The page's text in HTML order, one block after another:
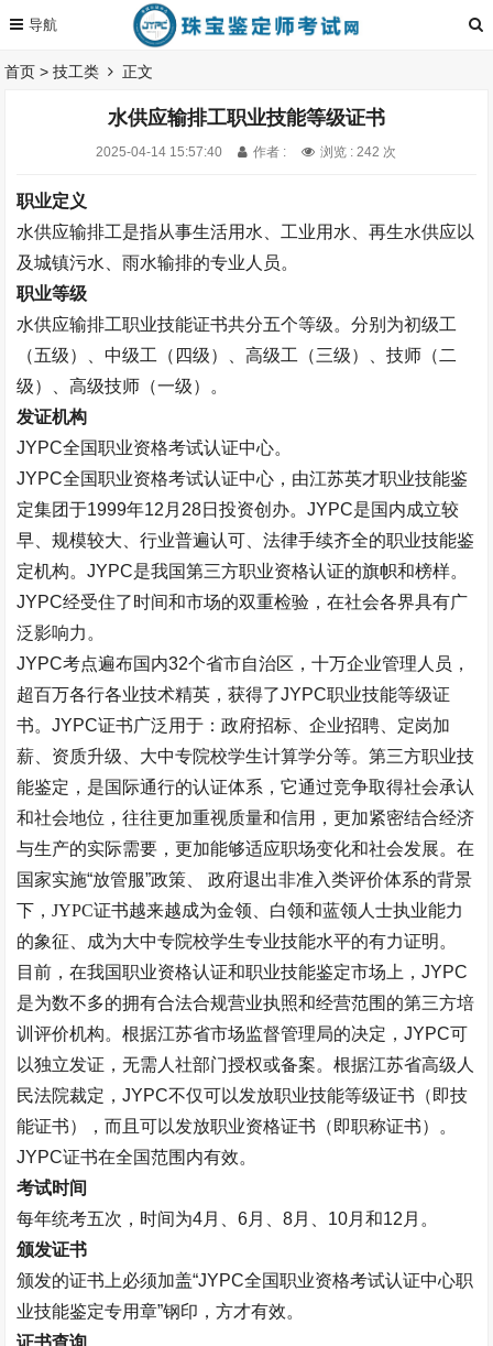
首页 >技工类 正文
水供应输排工职业技能等级证书
2025-04-14 15:57:40 作者 : 浏览 : 242 次
职业定义
水供应输排工是指从事生活用水、工业用水、再生水供应以
及城镇污水、雨水输排的专业人员。
职业等级
水供应输排工职业技能证书共分五个等级。分别为初级工
（五级）、中级工（四级）、高级工（三级）、技师（二
级）、高级技师（一级）。
发证机构
JYPC全国职业资格考试认证中心。
JYPC全国职业资格考试认证中心，由江苏英才职业技能鉴
定集团于1999年12月28日投资创办。JYPC是国内成立较
早、规模较大、行业普遍认可、法律手续齐全的职业技能鉴
定机构。JYPC是我国第三方职业资格认证的旗帜和榜样。
JYPC经受住了时间和市场的双重检验，在社会各界具有广
泛影响力。
JYPC考点遍布国内32个省市自治区，十万企业管理人员，
超百万各行各业技术精英，获得了JYPC职业技能等级证
书。JYPC证书广泛用于：政府招标、企业招聘、定岗加
薪、资质升级、大中专院校学生计算学分等。第三方职业技
能鉴定，是国际通行的认证体系，它通过竞争取得社会承认
和社会地位，往往更加重视质量和信用，更加紧密结合经济
与生产的实际需要，更加能够适应职场变化和社会发展。在
国家实施“放管服”政策、
政府退出非准入类评价体系的背景
下，JYPC证书越来越成为金领、白领和蓝领人士执业能力
的象征、成为大中专院校学生专业技能水平的有力证明。
目前，在我国职业资格认证和职业技能鉴定市场上，JYPC
是为数不多的拥有合法合规营业执照和经营范围的第三方培
训评价机构。根据江苏省市场监督管理局的决定，JYPC可
以独立发证，无需人社部门授权或备案。根据江苏省高级人
民法院裁定，JYPC不仅可以发放职业技能等级证书（即技
能证书），而且可以发放职业资格证书（即职称证书）。
JYPC证书在全国范围内有效。
考试时间
每年统考五次，时间为4月、6月、8月、10月和12月。
颁发证书
颁发的证书上必须加盖“JYPC全国职业资格考试认证中心职
业技能鉴定专用章”钢印，方才有效。
证书查询